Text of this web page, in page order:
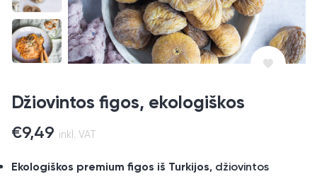
Džiovintos figos, ekologiškos
€9,49 inkl. VAT
Ekologiškos premium figos iš Turkijos, džiovintos